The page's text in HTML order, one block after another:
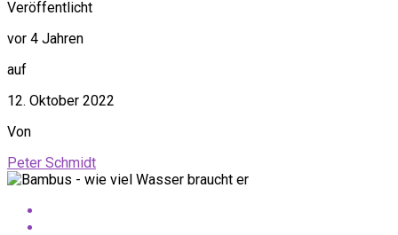
Veröffentlicht
vor 4 Jahren
auf
12. Oktober 2022
Von
Peter Schmidt